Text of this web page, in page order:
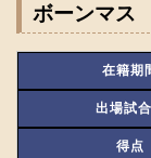
ボーンマス
在籍期
出場試
得点